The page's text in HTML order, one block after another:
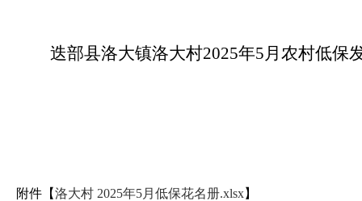
迭部县洛大镇洛大村2025年5月农村低保
附件【洛大村 2025年5月低保花名册.xlsx】